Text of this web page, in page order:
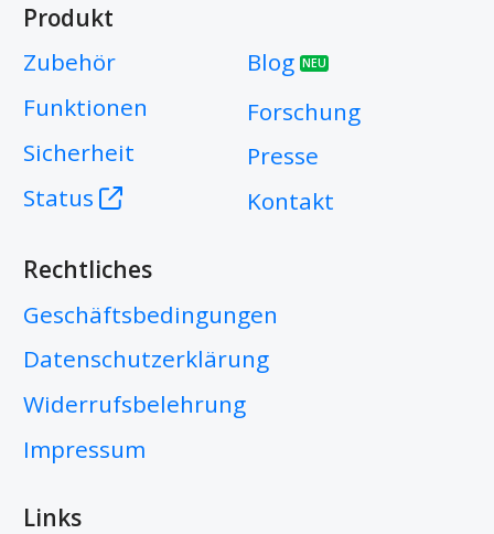
Produkt
Zubehör
Funktionen
Sicherheit
Status
Blog NEU
Forschung
Presse
Kontakt
Rechtliches
Geschäftsbedingungen
Datenschutzerklärung
Widerrufsbelehrung
Impressum
Links